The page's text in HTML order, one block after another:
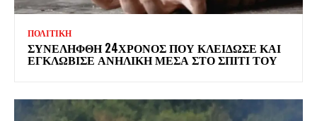
ΠΟΛΙΤΙΚΗ
ΣΥΝΕΛΗΦΘΗ 24ΧΡΟΝΟΣ ΠΟΥ ΚΛΕΙΔΩΣΕ ΚΑΙ
ΕΓΚΛΩΒΙΣΕ ΑΝΗΛΙΚΗ ΜΕΣΑ ΣΤΟ ΣΠΙΤΙ ΤΟΥ